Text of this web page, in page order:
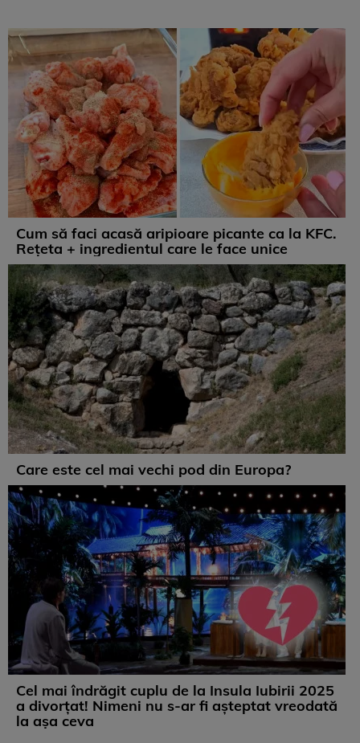
Cum să faci acasă aripioare picante ca la KFC.
Rețeta + ingredientul care le face unice
Care este cel mai vechi pod din Europa?
Cel mai îndrăgit cuplu de la Insula Iubirii 2025
a divorțat! Nimeni nu s-ar fi așteptat vreodată
la așa ceva